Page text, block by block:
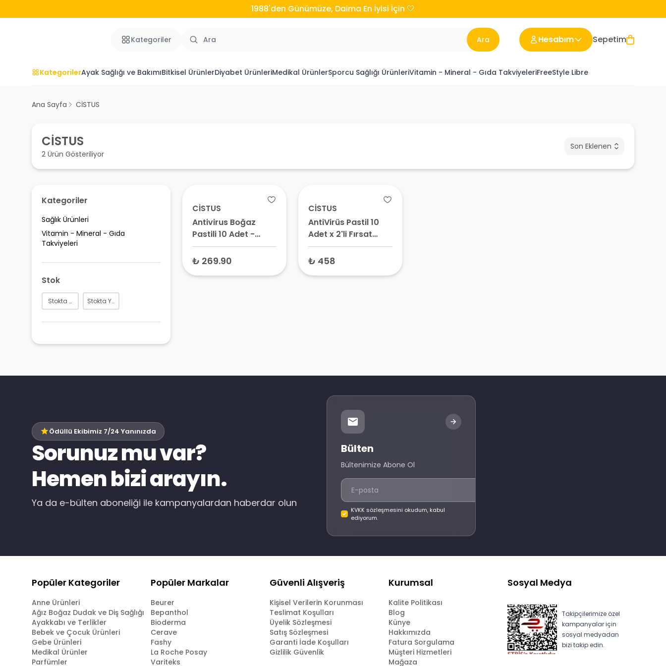
1988'den Günümüze, Daima En İyisi İçin 🤍
Kategoriler Ara Hesabım Sepetim
KategorilerAyak Sağlığı ve BakımıBitkisel ÜrünlerDiyabet ÜrünleriMedikal ÜrünlerSporcu Sağlığı ÜrünleriVitamin - Mineral - Gıda TakviyeleriFreeStyle Libre
Ana Sayfa CİSTUS
CİSTUS
2 Ürün Gösteriliyor
Son Eklenen
Kategoriler
Sağlık Ürünleri
Vitamin - Mineral - Gıda
Takviyeleri
Stok
Stokta Var Stokta Yok
CİSTUS
Antivirus Boğaz
Pastili 10 Adet -
Boğaz ve Ağız Bakım
Pastili
₺ 269.90
CİSTUS
AntiVirüs Pastil 10
Adet x 2'li Fırsat
Paketi – Cistus
Ekstreli Boğaz Pastili
₺ 458
Ödüllü Ekibimiz 7/24 Yanınızda
Sorunuz mu var?
Hemen bizi arayın.
Ya da e-bülten aboneliği ile kampanyalardan haberdar olun
Bülten
Bültenimize Abone Ol
KVKK sözleşmesini okudum, kabul
ediyorum.
Popüler Kategoriler
Anne Ürünleri
Ağız Boğaz Dudak ve Diş Sağlığı
Ayakkabı ve Terlikler
Bebek ve Çocuk Ürünleri
Gebe Ürünleri
Medikal Ürünler
Parfümler
Popüler Markalar
Beurer
Bepanthol
Bioderma
Cerave
Fashy
La Roche Posay
Variteks
Güvenli Alışveriş
Kişisel Verilerin Korunması
Teslimat Koşulları
Üyelik Sözleşmesi
Satış Sözleşmesi
Garanti İade Koşulları
Gizlilik Güvenlik
Kurumsal
Kalite Politikası
Blog
Künye
Hakkımızda
Fatura Sorgulama
Müşteri Hizmetleri
Mağaza
Sosyal Medya
Takipçilerimize özel
kampanyalar için
sosyal medyadan
bizi takip edin.